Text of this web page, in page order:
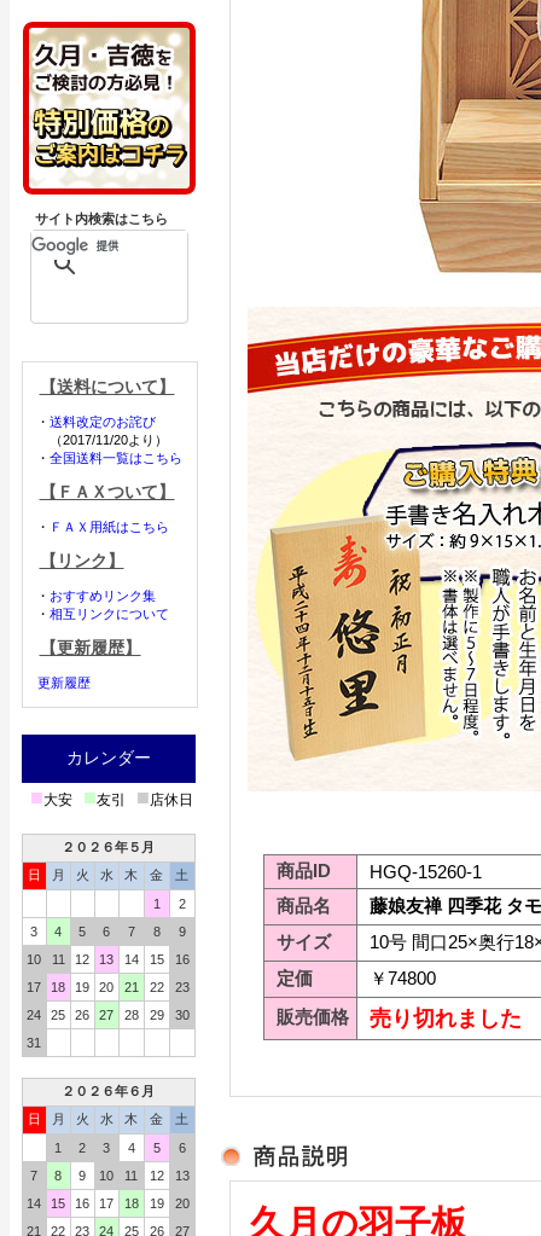
サイト内検索はこちら
【送料について】
・ 送料改定のお詫び
（2017/11/20より）
・ 全国送料一覧はこちら
【ＦＡＸついて】
・ ＦＡＸ用紙はこちら
【リンク】
・ おすすめリンク集
・ 相互リンクについて
【更新履歴】
更新履歴
カレンダー
■大安 ■友引 ■店休日
２０２６年５月
日
月 火 水 木 金
土
1
2
3
4 5 6 7 8
9
10
11 12 13 14 15
16
17
18 19 20 21 22
23
24
25 26 27 28 29
30
31
２０２６年６月
日
月 火 水 木 金
土
1
2 3 4 5
6
7
8 9 10 11 12
13
14
15 16 17 18 19
20
21
22 23 24 25 26
27
商品ID
HGQ-15260-1
商品名
藤娘友禅 四季花 タ
サイズ
10号 間口25×奥行
定価
￥74800
販売価格
売り切れました
久月の羽子板